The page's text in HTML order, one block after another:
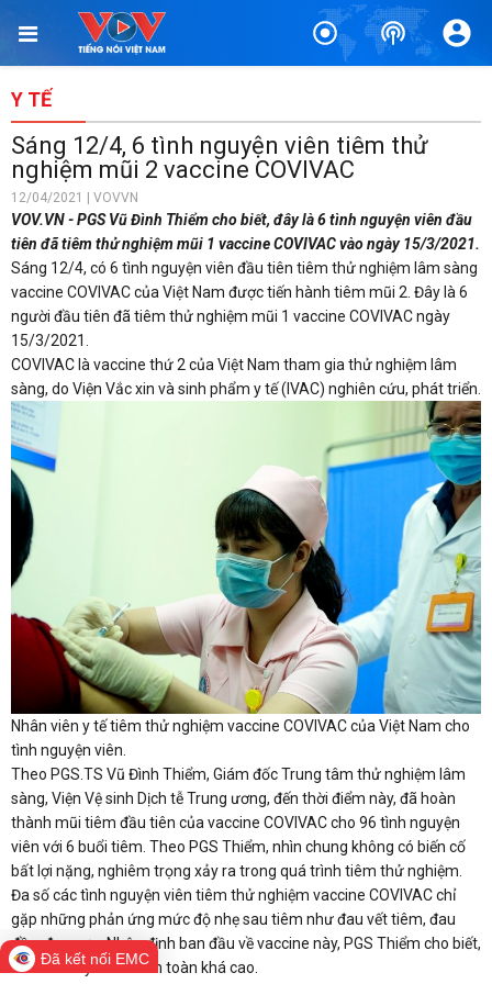
Y TẾ
Sáng 12/4, 6 tình nguyện viên tiêm thử
nghiệm mũi 2 vaccine COVIVAC
12/04/2021 | VOVVN
VOV.VN - PGS Vũ Đình Thiểm cho biết, đây là 6 tình nguyện viên đầu
tiên đã tiêm thử nghiệm mũi 1 vaccine COVIVAC vào ngày 15/3/2021.
Sáng 12/4, có 6 tình nguyện viên đầu tiên tiêm thử nghiệm lâm sàng
vaccine COVIVAC của Việt Nam được tiến hành tiêm mũi 2. Đây là 6
người đầu tiên đã tiêm thử nghiệm mũi 1 vaccine COVIVAC ngày
15/3/2021.
COVIVAC là vaccine thứ 2 của Việt Nam tham gia thử nghiệm lâm
sàng, do Viện Vắc xin và sinh phẩm y tế (IVAC) nghiên cứu, phát triển.
Nhân viên y tế tiêm thử nghiệm vaccine COVIVAC của Việt Nam cho
tình nguyện viên.
Theo PGS.TS Vũ Đình Thiểm, Giám đốc Trung tâm thử nghiệm lâm
sàng, Viện Vệ sinh Dịch tễ Trung ương, đến thời điểm này, đã hoàn
thành mũi tiêm đầu tiên của vaccine COVIVAC cho 96 tình nguyện
viên với 6 buổi tiêm. Theo PGS Thiểm, nhìn chung không có biến cố
bất lợi nặng, nghiêm trọng xảy ra trong quá trình tiêm thử nghiệm.
Đa số các tình nguyện viên tiêm thử nghiệm vaccine COVIVAC chỉ
gặp những phản ứng mức độ nhẹ sau tiêm như đau vết tiêm, đau
đầu, đau cơ... Nhận định ban đầu về vaccine này, PGS Thiểm cho biết,
vaccine này có tính an toàn khá cao.
Đã kết nối EMC